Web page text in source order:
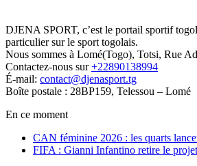
DJENA SPORT, c’est le portail sportif
particulier sur le sport togolais.
Nous sommes à Lomé(Togo), Totsi, Rue
Contactez-nous sur+22890138994
É-mail: contact@djenasport.tg
Boîte postale : 28BP159, Telessou – Lomé
En ce moment
CAN féminine 2026 : les quarts
FIFA : Gianni Infantino retire le